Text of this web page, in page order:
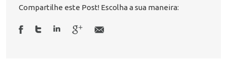
Compartilhe este Post! Escolha a sua maneira: